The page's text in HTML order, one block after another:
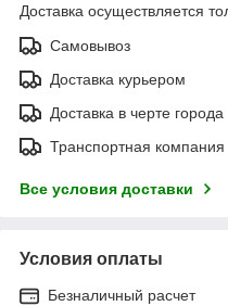
Доставка осуществляется
Самовывоз
Доставка курьером
Доставка в черте города
Транспортная компания
Все условия доставки
Условия оплаты
Безналичный расчет